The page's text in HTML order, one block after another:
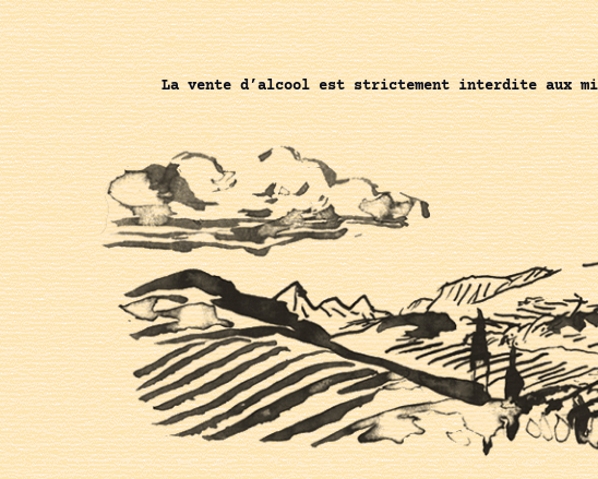
La vente d’alcool est strictement interdite aux